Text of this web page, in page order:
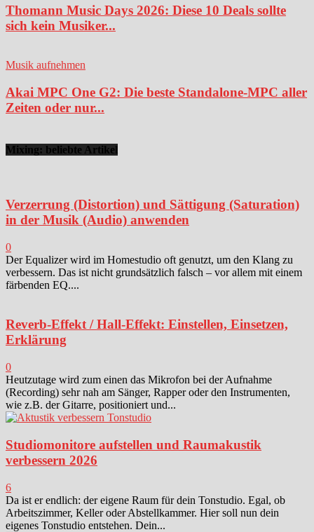
Thomann Music Days 2026: Diese 10 Deals sollte
sich kein Musiker...
Musik aufnehmen
Akai MPC One G2: Die beste Standalone-MPC aller
Zeiten oder nur...
Mixing: beliebte Artikel
Verzerrung (Distortion) und Sättigung (Saturation)
in der Musik (Audio) anwenden
0
Der Equalizer wird im Homestudio oft genutzt, um den Klang zu
verbessern. Das ist nicht grundsätzlich falsch – vor allem mit einem
färbenden EQ....
Reverb-Effekt / Hall-Effekt: Einstellen, Einsetzen,
Erklärung
0
Heutzutage wird zum einen das Mikrofon bei der Aufnahme
(Recording) sehr nah am Sänger, Rapper oder den Instrumenten,
wie z.B. der Gitarre, positioniert und...
Studiomonitore aufstellen und Raumakustik
verbessern 2026
6
Da ist er endlich: der eigene Raum für dein Tonstudio. Egal, ob
Arbeitszimmer, Keller oder Abstellkammer. Hier soll nun dein
eigenes Tonstudio entstehen. Dein...